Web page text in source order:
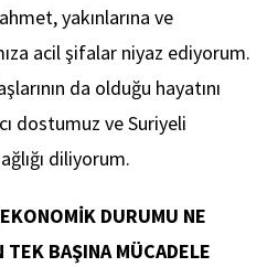
yakınlarına ve
acil şifalar niyaz ediyorum.
da olduğu hayatını
dostumuz ve Suriyeli
diliyorum.
DURUMU NE
BAŞINA MÜCADELE